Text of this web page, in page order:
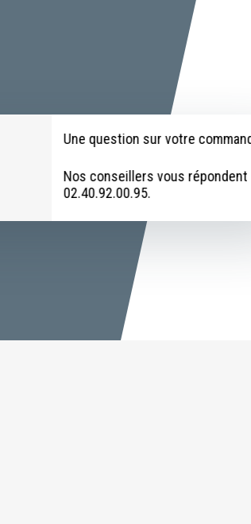
Une question sur votre
Nos conseillers vous répondent
02.40.92.00.95.